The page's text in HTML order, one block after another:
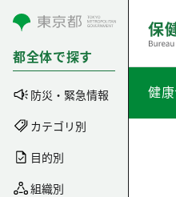
コンテンツにスキップ
都全体で探す
防災・緊急情報
カテゴリ別
目的別
組織別
健